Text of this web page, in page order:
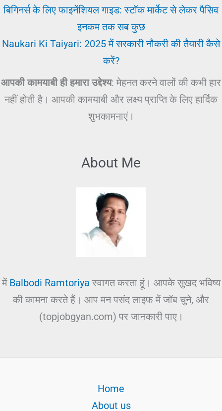
बिगिनर्स के लिए फाइनेंशियल गाइड: स्टॉक मार्केट से लेकर पैसिव
इनकम तक सब कुछ
Naukari Ki Taiyari: 2025 में सरकारी नौकरी की तैयारी कैसे
करें?
आपकी कामयाबी ही हमारा उद्देश्य: मेहनत करने वालों की कभी हार
नहीं होती है। आपकी कामयाबी और लक्ष्य प्राप्ति के लिए हार्दिक
शुभकामनाएं।
About Me
में Balbodi Ramtoriya स्वागत करता हूं। आपके सुखद भविष्य
की कामना करते हैं। आप मन पसंद लाइफ में जॉब चुने, और
(topjobgyan.com) पर जानकारी पाए।
Home
About us